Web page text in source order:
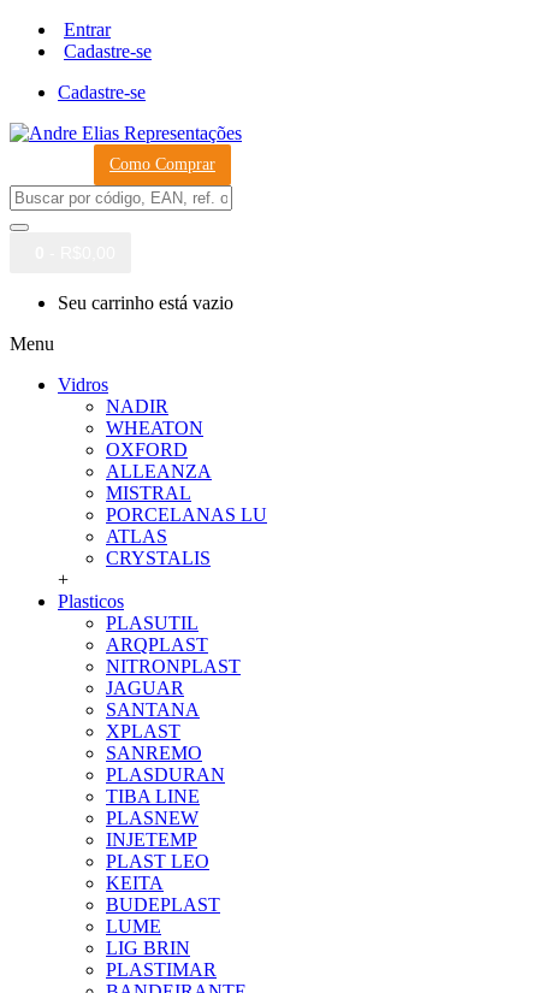
Entrar
Cadastre-se
Cadastre-se
Como Comprar
Seu carrinho está vazio
Menu
Vidros
NADIR
WHEATON
OXFORD
ALLEANZA
MISTRAL
PORCELANAS LU
ATLAS
CRYSTALIS
+
Plasticos
PLASUTIL
ARQPLAST
NITRONPLAST
JAGUAR
SANTANA
XPLAST
SANREMO
PLASDURAN
TIBA LINE
PLASNEW
INJETEMP
PLAST LEO
KEITA
BUDEPLAST
LUME
LIG BRIN
PLASTIMAR